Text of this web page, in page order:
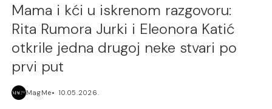
Mama i kći u iskrenom razgovoru:
Rita Rumora Jurki i Eleonora Katić
otkrile jedna drugoj neke stvari po
prvi put
MagMe 10.05.2026.